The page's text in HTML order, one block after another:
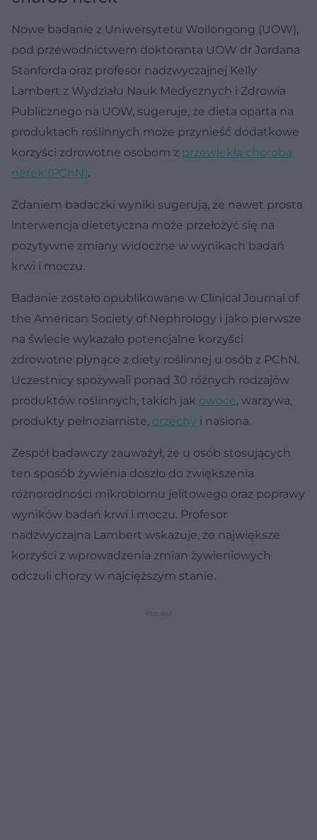
Nowe badanie z Uniwersytetu Wollongong (UOW),
pod przewodnictwem doktoranta UOW dr Jordana
Stanforda oraz profesor nadzwyczajnej Kelly
Lambert z Wydziału Nauk Medycznych i Zdrowia
Publicznego na UOW, sugeruje, że dieta oparta na
produktach roślinnych może przynieść dodatkowe
korzyści zdrowotne osobom z przewlekłą chorobą
nerek (PChN).
Zdaniem badaczki wyniki sugerują, że nawet prosta
interwencja dietetyczna może przełożyć się na
pozytywne zmiany widoczne w wynikach badań
krwi i moczu.
Badanie zostało opublikowane w Clinical Journal of
the American Society of Nephrology i jako pierwsze
na świecie wykazało potencjalne korzyści
zdrowotne płynące z diety roślinnej u osób z PChN.
Uczestnicy spożywali ponad 30 różnych rodzajów
produktów roślinnych, takich jak owoce, warzywa,
produkty pełnoziarniste, orzechy i nasiona.
Zespół badawczy zauważył, że u osób stosujących
ten sposób żywienia doszło do zwiększenia
różnorodności mikrobiomu jelitowego oraz poprawy
wyników badań krwi i moczu. Profesor
nadzwyczajna Lambert wskazuje, że największe
korzyści z wprowadzenia zmian żywieniowych
odczuli chorzy w najcięższym stanie.